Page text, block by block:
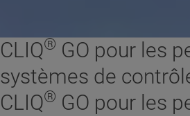
CLIQ® GO pour les
systèmes de
CLIQ® GO pour les